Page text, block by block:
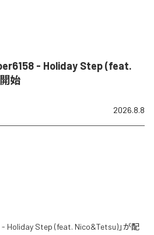
- Holiday Step (feat.
始
2026.8.8
- Holiday Step (feat. Nico&Tetsu)」が配